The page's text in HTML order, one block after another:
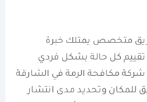
متخصص يمتلك خبرة
كل حالة بشكل فردي
مكافحة الرمة في الشارقة
للمكان وتحديد مدى انتشار